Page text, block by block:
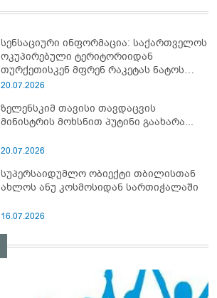
სენსაციური ინფორმაცია: საქართველოს
ოკუპირებული ტერიტორიიდან
თურქეთისკენ მფრენ რაკეტას ნატოს
სამიტი კინაღამ ჩაუშლია
20.07.2026
ზელენსკიმ თავისი თავდაცვის
მინისტრის მოხსნით პუტინი გაახარა...
20.07.2026
სუპერსაიდუმლო ობიექტი თბილისთან
ახლოს ანუ კოსმოსიდან სართიჭალაში
16.07.2026